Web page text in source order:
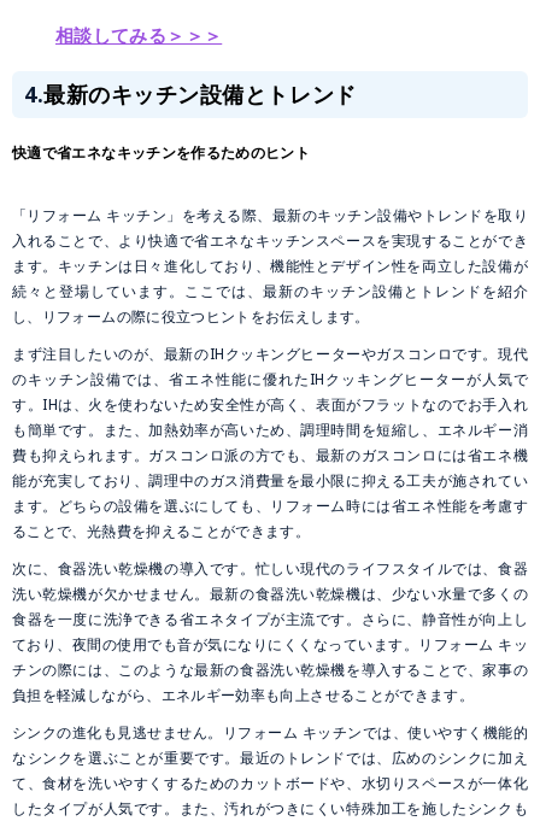
相談してみる＞＞＞
4.最新のキッチン設備とトレンド
快適で省エネなキッチンを作るためのヒント
「リフォーム キッチン」を考える際、最新のキッチン設備やトレンドを取り
入れることで、より快適で省エネなキッチンスペースを実現することができ
ます。キッチンは日々進化しており、機能性とデザイン性を両立した設備が
続々と登場しています。ここでは、最新のキッチン設備とトレンドを紹介
し、リフォームの際に役立つヒントをお伝えします。
まず注目したいのが、最新のIHクッキングヒーターやガスコンロです。現代
のキッチン設備では、省エネ性能に優れたIHクッキングヒーターが人気で
す。IHは、火を使わないため安全性が高く、表面がフラットなのでお手入れ
も簡単です。また、加熱効率が高いため、調理時間を短縮し、エネルギー消
費も抑えられます。ガスコンロ派の方でも、最新のガスコンロには省エネ機
能が充実しており、調理中のガス消費量を最小限に抑える工夫が施されてい
ます。どちらの設備を選ぶにしても、リフォーム時には省エネ性能を考慮す
ることで、光熱費を抑えることができます。
次に、食器洗い乾燥機の導入です。忙しい現代のライフスタイルでは、食器
洗い乾燥機が欠かせません。最新の食器洗い乾燥機は、少ない水量で多くの
食器を一度に洗浄できる省エネタイプが主流です。さらに、静音性が向上し
ており、夜間の使用でも音が気になりにくくなっています。リフォーム キッ
チンの際には、このような最新の食器洗い乾燥機を導入することで、家事の
負担を軽減しながら、エネルギー効率も向上させることができます。
シンクの進化も見逃せません。リフォーム キッチンでは、使いやすく機能的
なシンクを選ぶことが重要です。最近のトレンドでは、広めのシンクに加え
て、食材を洗いやすくするためのカットボードや、水切りスペースが一体化
したタイプが人気です。また、汚れがつきにくい特殊加工を施したシンクも